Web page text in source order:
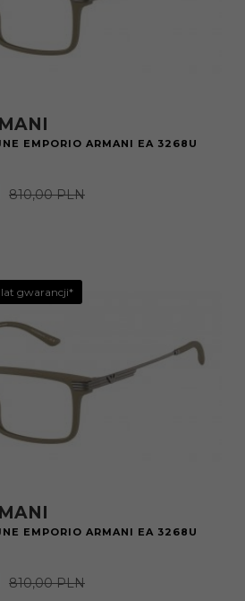
EMPORIO ARMANI EA 3268U
810,00 PLN
lat gwarancji*
EMPORIO ARMANI EA 3268U
810,00 PLN